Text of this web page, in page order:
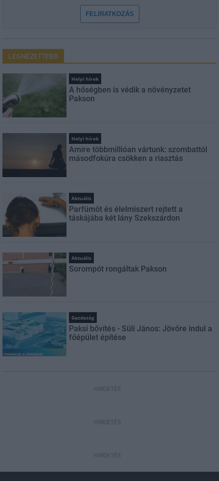
FELIRATKOZÁS
LEGNÉZETTEBB
Helyi hírek
A hőségben is védik a növényzetet
Pakson
Helyi hírek
Amire többmillióan vártunk: szombattól
másodfokúra csökken a riasztás
Aktuális
Parfümöt és élelmiszert rejtett a
táskájába két lány Szekszárdon
Aktuális
Sorompót rongáltak Pakson
Gazdaság
Paksi bővítés - Süli János: Jövőre indul a
főépület építése
HIRDETÉS
HIRDETÉS
HIRDETÉS